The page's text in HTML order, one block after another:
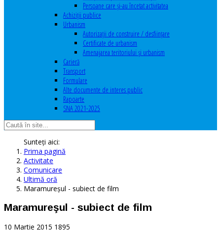
Persoane care şi-au încetat activitatea
Achiziţii publice
Urbanism
Autorizații de construire / desființare
Certificate de urbanism
Amenajarea teritoriului şi urbanism
Carieră
Transport
Formulare
Alte documente de interes public
Rapoarte
SNA 2021-2025
Sunteți aici:
Prima pagină
Activitate
Comunicare
Ultimă oră
Maramureşul - subiect de film
Maramureşul - subiect de film
10 Martie 2015 1895